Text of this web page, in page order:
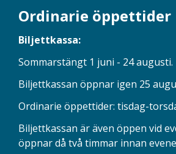
Ordinarie öppettider
Biljettkassa:
Sommarstängt 1 juni - 24 augusti.
Biljettkassan öppnar igen 25
Ordinarie öppettider: tisdag-
Biljettkassan är även öppen vid
öppnar då två timmar innan